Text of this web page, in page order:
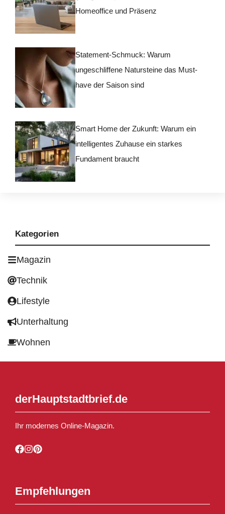
Homeoffice und Präsenz
Statement-Schmuck: Warum
ungeschliffene Natursteine das Must-
have der Saison sind
Smart Home der Zukunft: Warum ein
intelligentes Zuhause ein starkes
Fundament braucht
Kategorien
Magazin
Technik
Lifestyle
Unterhaltung
Wohnen
derHauptstadtbrief.de
Ihr modernes Online-Magazin.
Empfehlungen